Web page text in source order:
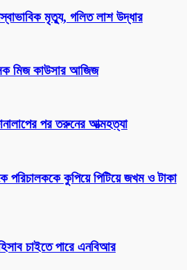
মৃত্যু, গলিত লাশ উদ্ধার
মিজ কাউসার আজিজ
পর তরুনের আত্মহত্যা
পরিচালককে কুপিয়ে পিটিয়ে জখম ও টাকা
চাইতে পারে এনবিআর